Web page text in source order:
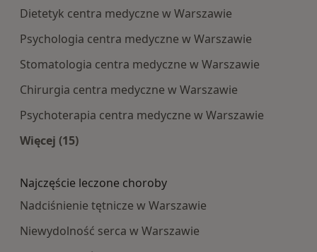
Dietetyk centra medyczne w Warszawie
Psychologia centra medyczne w Warszawie
Stomatologia centra medyczne w Warszawie
Chirurgia centra medyczne w Warszawie
Psychoterapia centra medyczne w Warszawie
Więcej (15)
Najczęście leczone choroby
Nadciśnienie tętnicze w Warszawie
Niewydolność serca w Warszawie